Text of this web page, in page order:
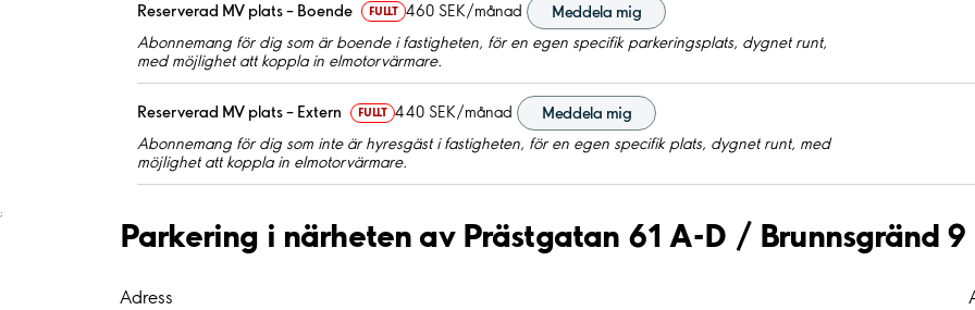
Reserverad MV plats – Boende FULLT 460 SEK/månad
Meddela mig
Abonnemang för dig som är boende i fastigheten, för en egen specifik parkeringsplats, dygnet runt,
med möjlighet att koppla in elmotorvärmare.
Reserverad MV plats – Extern FULLT 440 SEK/månad
Meddela mig
Abonnemang för dig som inte är hyresgäst i fastigheten, för en egen specifik plats, dygnet runt, med
möjlighet att koppla in elmotorvärmare.
;
Parkering i närheten av Prästgatan 61 A-D / Brunnsgränd 9
Adress